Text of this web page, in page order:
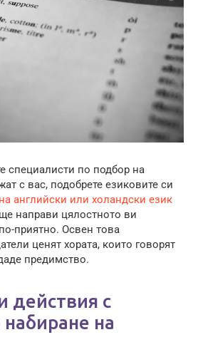
специалисти по подбор на
с вас, подобрете езиковите си
английски или холандски език
направи цялостното ви
приятно. Освен това
ценят хората, които говорят
предимство.
действия с
набиране на